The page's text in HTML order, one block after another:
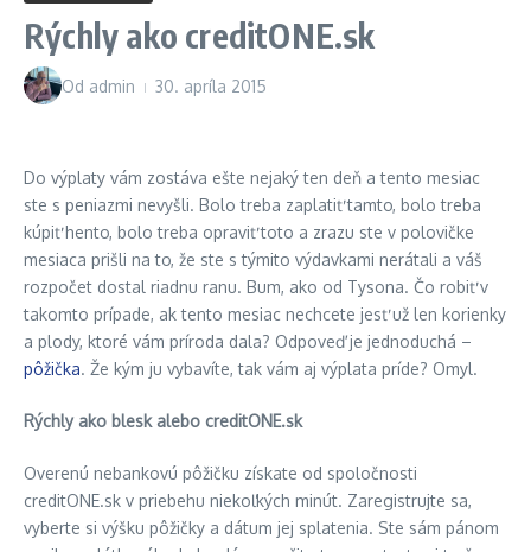
Rýchly ako creditONE.sk
Od admin 30. apríla 2015
Do výplaty vám zostáva ešte nejaký ten deň a tento mesiac
ste s peniazmi nevyšli. Bolo treba zaplatiť tamto, bolo treba
kúpiť hento, bolo treba opraviť toto a zrazu ste v polovičke
mesiaca prišli na to, že ste s týmito výdavkami nerátali a váš
rozpočet dostal riadnu ranu. Bum, ako od Tysona. Čo robiť v
takomto prípade, ak tento mesiac nechcete jesť už len korienky
a plody, ktoré vám príroda dala? Odpoveď je jednoduchá –
pôžička. Že kým ju vybavíte, tak vám aj výplata príde? Omyl.
Rýchly ako blesk alebo creditONE.sk
Overenú nebankovú pôžičku získate od spoločnosti
creditONE.sk v priebehu niekoľkých minút. Zaregistrujte sa,
vyberte si výšku pôžičky a dátum jej splatenia. Ste sám pánom